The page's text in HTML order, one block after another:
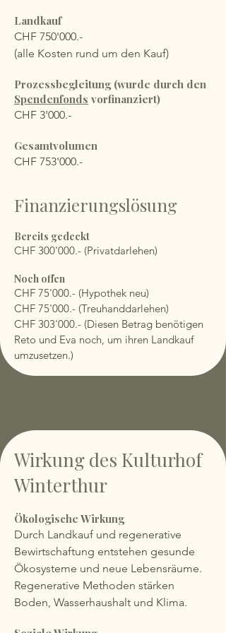
Landkauf
CHF 750'000.-
(alle Kosten rund um den Kauf)
Prozessbegleitung (wurde durch den
Spendenfonds vorfinanziert)
CHF 3'000.-
Gesamtvolumen
CHF 753'000.-
Finanzierungslösung
Bereits gedeckt
CHF 300'000.- (Privatdarlehen)
Noch offen
CHF 75'000.- (Hypothek neu)
CHF 75'000.- (Treuhanddarlehen)
CHF 303'000.- (Diesen Betrag benötigen
Reto und Eva noch, um ihren Landkauf
umzusetzen.)
Wirkung des Kulturhof
Winterthur
Ökologische Wirkung
Durch Landkauf und regenerative
Bewirtschaftung entstehen gesunde
Ökosysteme und neue Lebensräume.
Regenerative Methoden stärken
Boden, Wasserhaushalt und Klima.